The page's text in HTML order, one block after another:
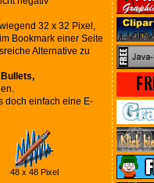
32 x 32 Pixel,
Bookmark einer Seite
Alternative zu
doch einfach eine E-
48 x 48 Pixel